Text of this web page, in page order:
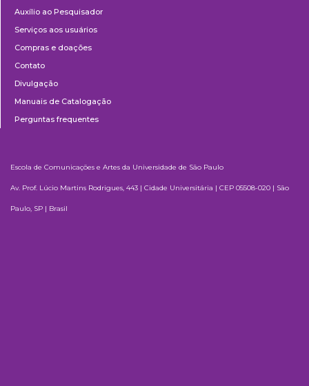
Auxílio ao Pesquisador
Serviços aos usuários
Compras e doações
Contato
Divulgação
Manuais de Catalogação
Perguntas frequentes
Escola de Comunicações e Artes da Universidade de São Paulo
Av. Prof. Lúcio Martins Rodrigues, 443 | Cidade Universitária | CEP 05508-020 | São
Paulo, SP | Brasil